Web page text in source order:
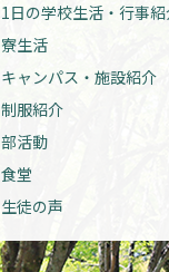
1日の学校生活・行事
寮生活
キャンパス・施設紹介
制服紹介
部活動
食堂
生徒の声